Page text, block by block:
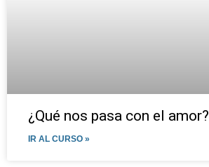
¿Qué nos pasa con el amor?
IR AL CURSO »